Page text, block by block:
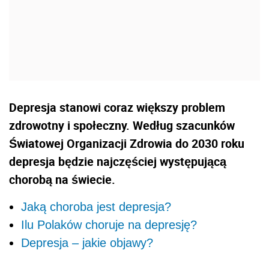
Depresja stanowi coraz większy problem
zdrowotny i społeczny. Według szacunków
Światowej Organizacji Zdrowia do 2030 roku
depresja będzie najczęściej występującą
chorobą na świecie.
Jaką choroba jest depresja?
Ilu Polaków choruje na depresję?
Depresja – jakie objawy?